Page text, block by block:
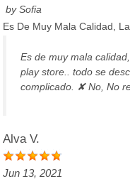
bySofia
Es De Muy Mala Calidad,
Es de muy mala
play store.. todo se
complicado. ✘ No, No
Alva V.
Jun 13, 2021